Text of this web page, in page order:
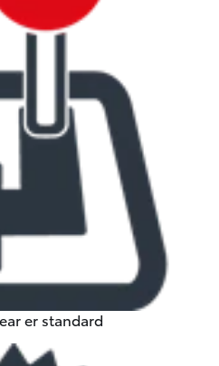
er standard